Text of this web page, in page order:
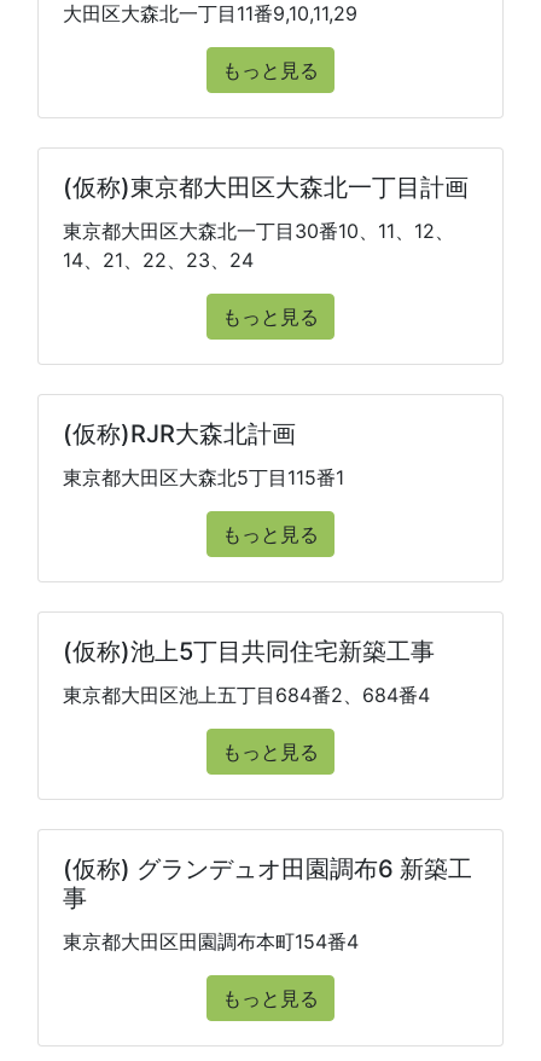
大田区大森北一丁目11番9,10,11,29
もっと見る
(仮称)東京都大田区大森北一丁目計画
東京都大田区大森北一丁目30番10、11、12、
14、21、22、23、24
もっと見る
(仮称)RJR大森北計画
東京都大田区大森北5丁目115番1
もっと見る
(仮称)池上5丁目共同住宅新築工事
東京都大田区池上五丁目684番2、684番4
もっと見る
(仮称) グランデュオ田園調布6 新築工
事
東京都大田区田園調布本町154番4
もっと見る